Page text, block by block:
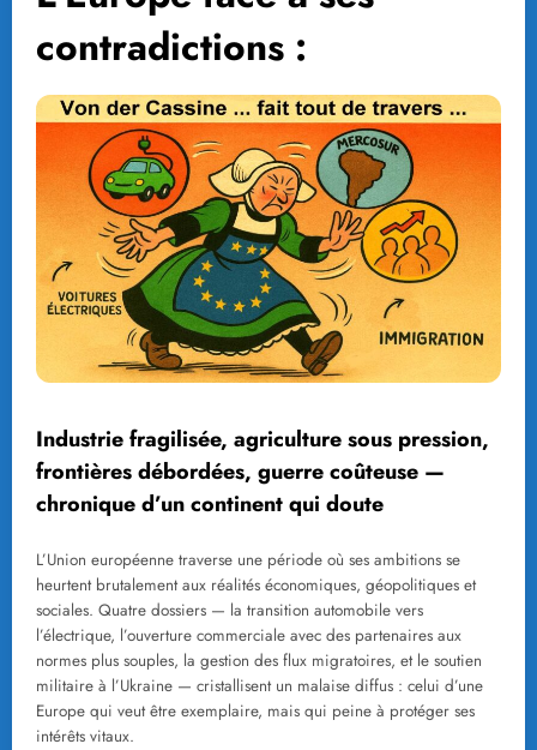
contradictions :
Industrie fragilisée, agriculture sous pression,
frontières débordées, guerre coûteuse —
chronique d’un continent qui doute
L’Union européenne traverse une période où ses ambitions se
heurtent brutalement aux réalités économiques, géopolitiques et
sociales. Quatre dossiers — la transition automobile vers
l’électrique, l’ouverture commerciale avec des partenaires aux
normes plus souples, la gestion des flux migratoires, et le soutien
militaire à l’Ukraine — cristallisent un malaise diffus : celui d’une
Europe qui veut être exemplaire, mais qui peine à protéger ses
intérêts vitaux.